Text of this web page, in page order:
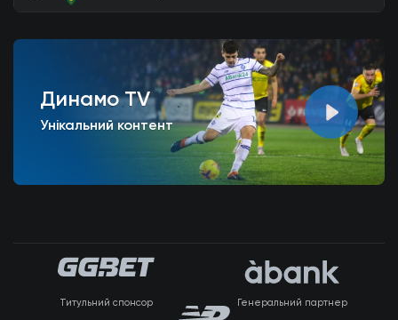
Динамо TV
Унікальний контент
Титульний спонсор Генеральний партнер